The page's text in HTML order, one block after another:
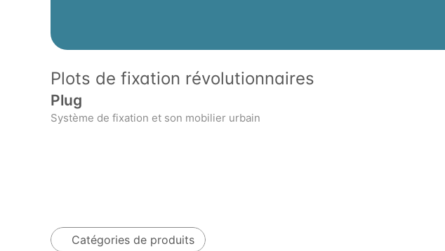
Plots de fixation révolutionnaires
Plug
Système de fixation et son mobilier urbain
Catégories de produits